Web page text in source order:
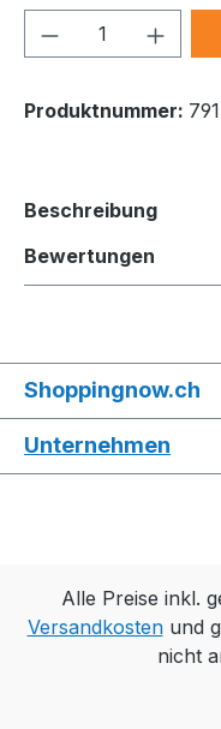
Produkt
Produktnummer:
Beschreibung
Bewertungen
Shoppingnow.ch
Unternehmen
Alle Preise inkl.
Versandkostenund
nicht